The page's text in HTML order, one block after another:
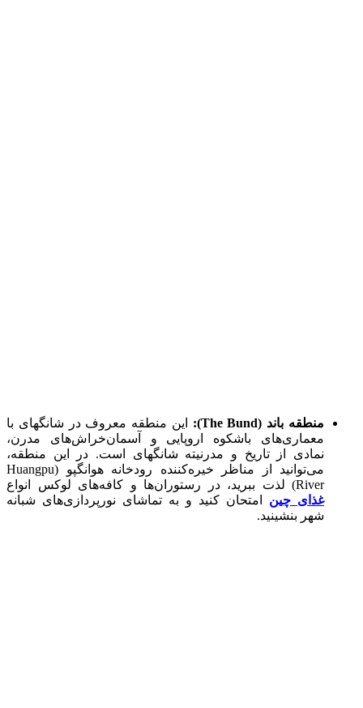
منطقه باند (The Bund):
این منطقه معروف در شانگهای با
معماری‌های باشکوه اروپایی و آسمان‌خراش‌های مدرن،
نمادی از تاریخ و مدرنیته شانگهای است. در این منطقه،
می‌توانید از مناظر خیره‌کننده رودخانه هوانگپو (Huangpu
River) لذت ببرید، در رستوران‌ها و کافه‌های لوکس انواع
غذای چین امتحان کنید و به تماشای نورپردازی‌های شبانه
شهر بنشینید.